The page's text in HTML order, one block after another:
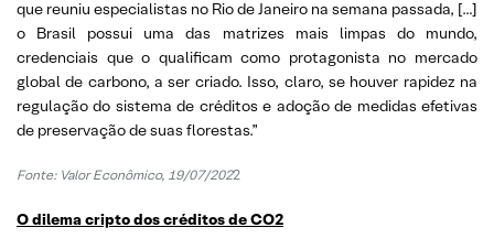
que reuniu especialistas no Rio de Janeiro na semana passada, […]
o Brasil possui uma das matrizes mais limpas do mundo,
credenciais que o qualificam como protagonista no mercado
global de carbono, a ser criado. Isso, claro, se houver rapidez na
regulação do sistema de créditos e adoção de medidas efetivas
de preservação de suas florestas.”
Fonte: Valor Econômico, 19/07/2022
O dilema cripto dos créditos de CO2